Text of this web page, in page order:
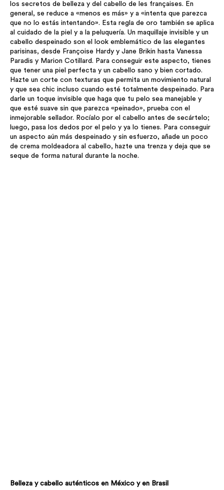
los secretos de belleza y del cabello de les françaises. En
general, se reduce a «menos es más» y a «intenta que parezca
que no lo estás intentando». Esta regla de oro también se aplica
al cuidado de la piel y a la peluquería. Un maquillaje invisible y un
cabello despeinado son el look emblemático de las elegantes
parisinas, desde Françoise Hardy y Jane Brikin hasta Vanessa
Paradis y Marion Cotillard. Para conseguir este aspecto, tienes
que tener una piel perfecta y un cabello sano y bien cortado.
Hazte un corte con texturas que permita un movimiento natural
y que sea chic incluso cuando esté totalmente despeinado. Para
darle un toque invisible que haga que tu pelo sea manejable y
que esté suave sin que parezca «peinado», prueba con el
inmejorable sellador. Rocíalo por el cabello antes de secártelo;
luego, pasa los dedos por el pelo y ya lo tienes. Para conseguir
un aspecto aún más despeinado y sin esfuerzo, añade un poco
de crema moldeadora al cabello, hazte una trenza y deja que se
seque de forma natural durante la noche.
Belleza y cabello auténticos en México y en Brasil